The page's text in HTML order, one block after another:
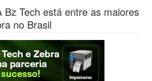
Bz Tech está entre as maiores
no Brasil